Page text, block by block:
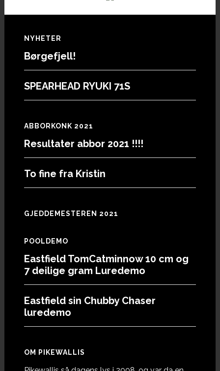
Footer
NYHETER
Børgefjell!
SPEARHEAD RYUKI 71S
ABBORKONK 2021
Resultater abbor 2021 !!!!
To fine fra Kristin
GJEDDEMESTEREN 2021
POOLDEMO
Eastfield TomCatminnow 10 cm og
7 deilige gram Luredemo
Eastfield sin Chubby Chaser
luredemo
OM PIKEWALLIS